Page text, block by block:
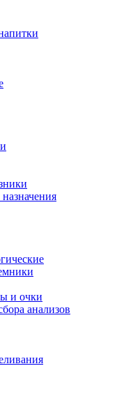
и очки
анализов